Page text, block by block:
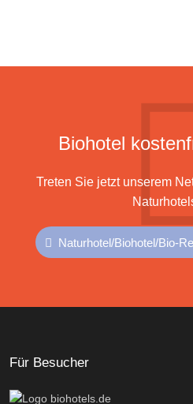
Biohotel
Treten Sie jetzt unserem
Naturhotel/Biohotel/Bio-
Für Besucher